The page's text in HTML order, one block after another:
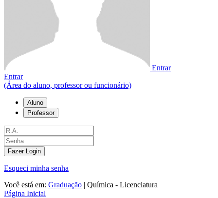
Entrar
Entrar
(Área do aluno, professor ou funcionário)
Aluno
Professor
Fazer Login
Esqueci minha senha
Você está em: Graduação | Química - Licenciatura
Página Inicial